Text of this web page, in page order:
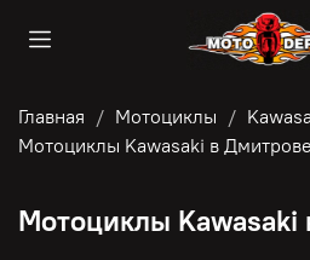
Главная Мотоциклы
Мотоциклы Kawasaki в Дмитрове
Мотоциклы Kawasaki